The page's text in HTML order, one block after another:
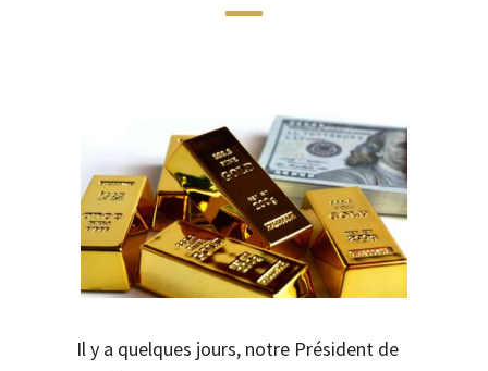
Il y a quelques jours, notre Président de